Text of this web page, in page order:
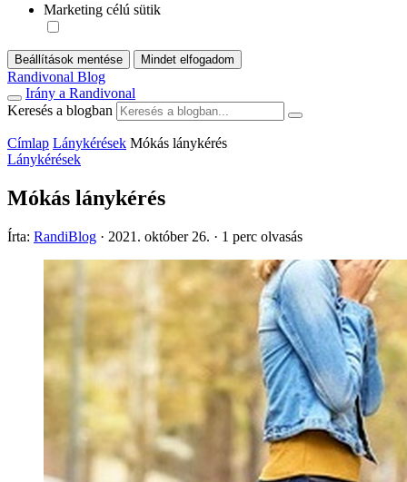
Marketing célú sütik
Beállítások mentése Mindet elfogadom
Randivonal Blog
Irány a Randivonal
Keresés a blogban
Címlap Lánykérések Mókás lánykérés
Lánykérések
Mókás lánykérés
Írta: RandiBlog · 2021. október 26. · 1 perc olvasás